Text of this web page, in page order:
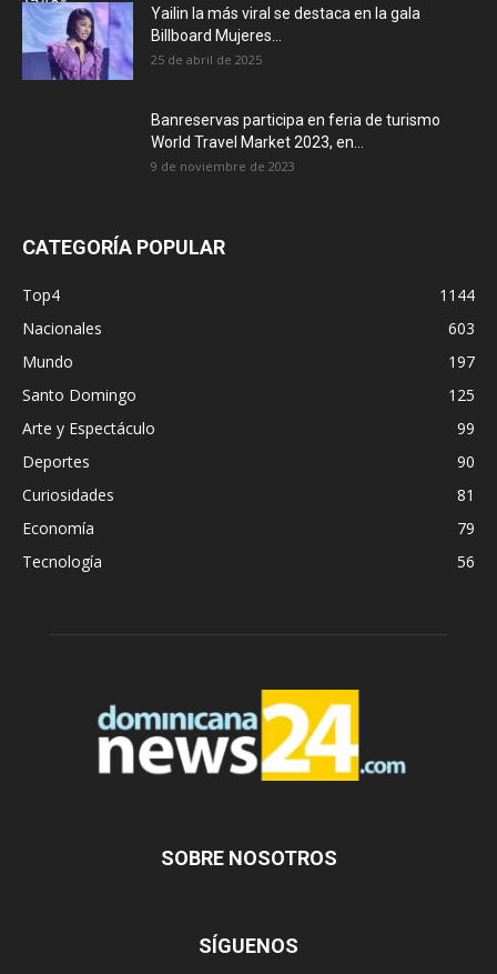
Yailin la más viral se destaca en la gala
Billboard Mujeres...
25 de abril de 2025
Banreservas participa en feria de turismo
World Travel Market 2023, en...
9 de noviembre de 2023
CATEGORÍA POPULAR
Top4
1144
Nacionales
603
Mundo
197
Santo Domingo
125
Arte y Espectáculo
99
Deportes
90
Curiosidades
81
Economía
79
Tecnología
56
SOBRE NOSOTROS
SÍGUENOS